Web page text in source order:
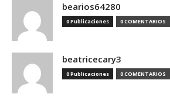
bearios64280
0 Publicaciones 0 COMENTARIOS
beatricecary3
0 Publicaciones 0 COMENTARIOS